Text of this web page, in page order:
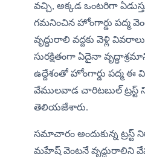
వచ్చి, అక్కడ ఒంటరిగా
గమనించిన హోంగార్డు పద్మ
వృద్ధురాలి వద్దకు వెళ్లి
సురక్షితంగా ఏదైనా
ఉద్దేశంతో హోంగార్డు పద్మ
వేములవాడ చారిటబుల్ ట్రస్ట్
తెలియజేశారు.
​సమాచారం అందుకున్న ట్రస్ట్
మహేష్ వెంటనే వృద్ధురాలిని